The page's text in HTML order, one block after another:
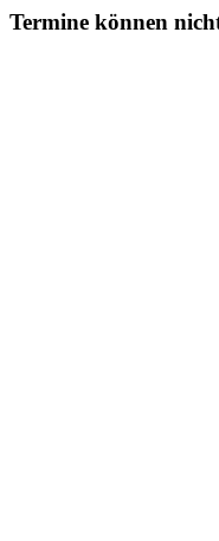
Termine können